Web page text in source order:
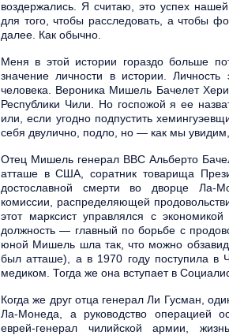
воздержались. Я считаю, это успех
для того, чтобы расследовать, а чтобы
далее. Как обычно.
Меня в этой истории гораздо больше
значение личности в истории.
человека. Вероника Мишель Бачелет
Республики Чили. Но госпожой я ее
или, если угодно подпустить
себя двулично, подло, но — как мы
Отец Мишель генерал ВВС Альберто
атташе в США, соратник товарища
достославной смерти во дворце Ла-
комиссии, распределяющей
этот марксист управлялся с
должность — главный по борьбе с
юной Мишель шла так, что можно
был атташе), а в 1970 году поступила в
медиком. Тогда же она вступает в
Когда же друг отца генерал Ли Гусман,
Ла-Монеда, а руководство операцией
еврей-генерал чилийской армии,